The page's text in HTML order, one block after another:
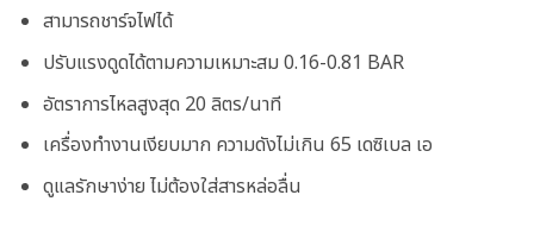
สามารถชาร์จไฟได้
ปรับแรงดูดได้ตามความเหมาะสม 0.16-0.81 BAR
อัตราการไหลสูงสุด 20 ลิตร/นาที
เครื่องทำงานเงียบมาก ความดังไม่เกิน 65 เดซิเบล เอ
ดูแลรักษาง่าย ไม่ต้องใส่สารหล่อลื่น